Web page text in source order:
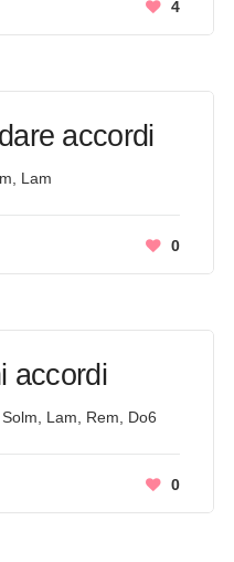
4
accordi
Lam
0
accordi
Lam, Rem, Do6
0